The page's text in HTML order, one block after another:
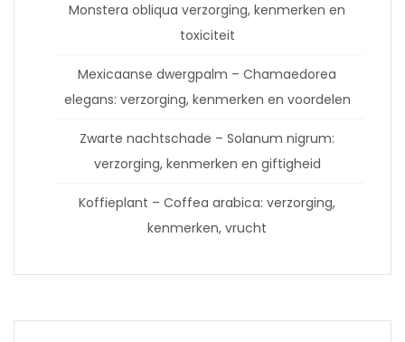
Monstera obliqua verzorging, kenmerken en
toxiciteit
Mexicaanse dwergpalm – Chamaedorea
elegans: verzorging, kenmerken en voordelen
Zwarte nachtschade – Solanum nigrum:
verzorging, kenmerken en giftigheid
Koffieplant – Coffea arabica: verzorging,
kenmerken, vrucht